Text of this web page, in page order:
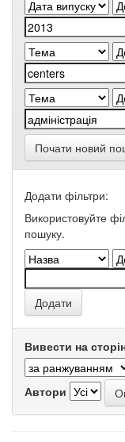
Почати новий
Додати фільтри:
Використовуйте
пошуку.
Вивести на
Автори